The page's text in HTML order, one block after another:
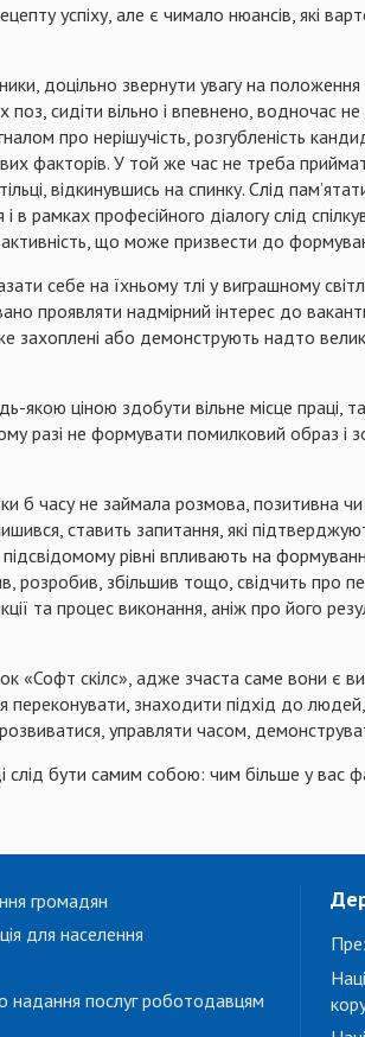
успіху, але є чимало нюансів, які
доцільно звернути увагу на положення
поз, сидіти вільно і впевнено, водночас
про нерішучість, розгубленість
факторів. У той же час не треба
відкинувшись на спинку. Слід
в рамках професійного діалогу слід
активність, що може призвести до
себе на їхньому тлі у виграшному
проявляти надмірний інтерес до
або демонструють надто велику
ціною здобути вільне місце праці,
разі не формувати помилковий образ і
б часу не займала розмова, позитивна
ставить запитання, які
рівні впливають на
розробив, збільшив тощо, свідчить про
та процес виконання, аніж про його
«Софт скілс», адже зчаста саме вони є
знаходити підхід до
управляти часом,
бути самим собою: чим більше у вас
громадян
для населення
надання послуг роботодавцям